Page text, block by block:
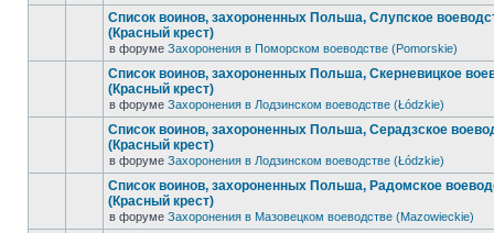
Список воинов, захороненных Польша, Слупское
(Красный крест)
в форуме Захоронения в Поморском воеводстве (Pomorskie)
Список воинов, захороненных Польша, Скерневицкое
(Красный крест)
в форуме Захоронения в Лодзинском воеводстве (Łódzkie)
Список воинов, захороненных Польша, Серадзское
(Красный крест)
в форуме Захоронения в Лодзинском воеводстве (Łódzkie)
Список воинов, захороненных Польша, Радомское
(Красный крест)
в форуме Захоронения в Мазовецком воеводстве (Mazowieckie)